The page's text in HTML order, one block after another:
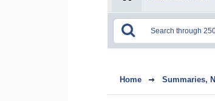
Home Summaries,